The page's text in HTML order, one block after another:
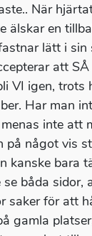
När
älskar en
lätt i sin
att SÅ
VI igen, trots
Har man
inte att
på något vis
kanske bara
båda sidor,
saker för att
gamla